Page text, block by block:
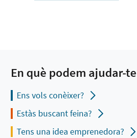
En què podem ajudar-te
Ens vols conèixer?
Estàs buscant feina?
Tens una idea emprenedora?